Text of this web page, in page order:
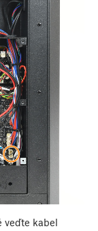
veďte kabel